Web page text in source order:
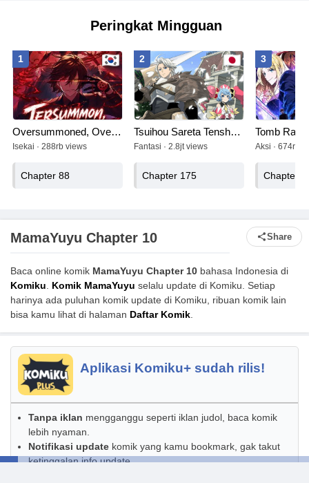
Peringkat Mingguan
1
Oversummoned, Overpowered, and Over It!
Isekai · 288rb views
Chapter 88
2
Tsuihou Sareta Tenshou Juu Kishi wa Game Chishiki de Musou Suru
Fantasi · 2.8jt views
Chapter 175
3
Tomb
Aksi · 674rb
Chapter
MamaYuyu Chapter 10 Share
Baca online komik MamaYuyu Chapter 10 bahasa Indonesia di
Komiku
Komik MamaYuyu selalu update di Komiku. Setiap
harinya ada puluhan komik update di Komiku, ribuan komik lain
bisa kamu lihat di halaman Daftar Komik
Aplikasi Komiku+ sudah rilis!
Tanpa iklan mengganggu seperti iklan judol, baca komik
lebih nyaman.
Notifikasi update komik yang kamu bookmark, gak takut
ketinggalan info update.